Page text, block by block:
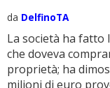
da DelfinoTA
La società ha fatto
che doveva
proprietà; ha
milioni di euro